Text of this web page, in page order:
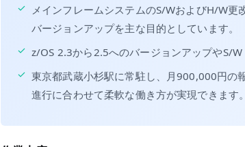
✓
メインフレームシステムのS/WおよびH/W
バージョンアップを主な目的としています。
✓ z/OS 2.3から2.5へのバージョンアップやS/
✓ 東京都武蔵小杉駅に常駐し、月900,000円の
進行に合わせて柔軟な働き方が実現できます。